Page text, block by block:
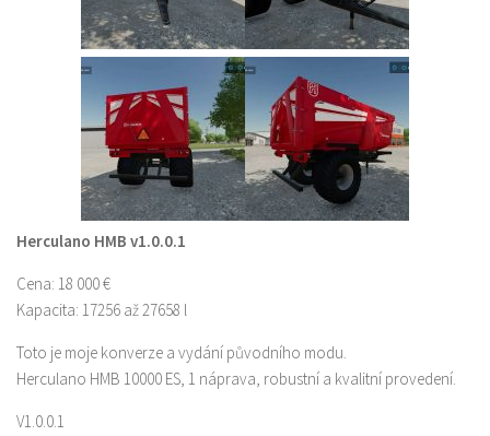
Herculano HMB v1.0.0.1
Cena: 18 000 €
Kapacita: 17256 až 27658 l
Toto je moje konverze a vydání původního modu.
Herculano HMB 10000 ES, 1 náprava, robustní a kvalitní provedení.
V1.0.0.1